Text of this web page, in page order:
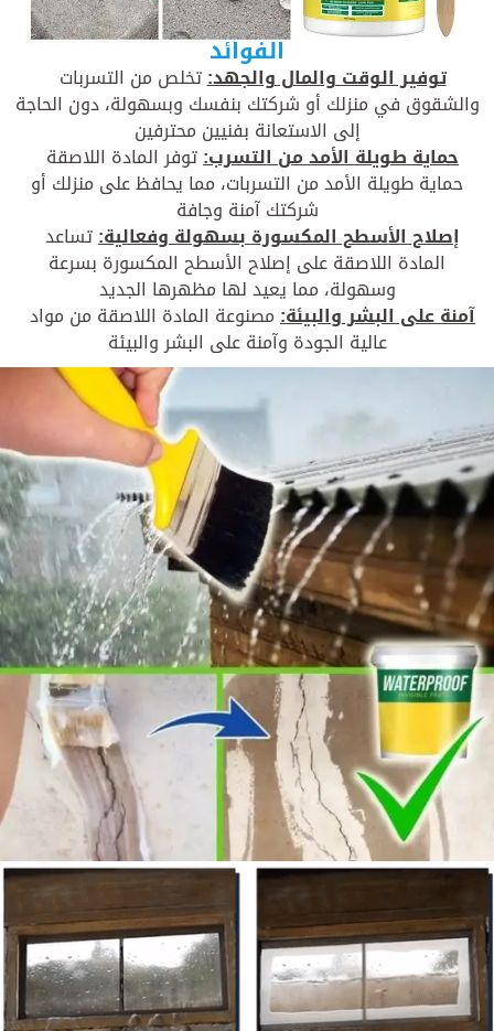
الفوائد
توفير الوقت والمال والجهد:تخلص من التسربات
والشقوق في منزلك أو شركتك بنفسك وبسهولة، دون الحاجة
إلى الاستعانة بفنيين محترفين
حماية طويلة الأمد من التسرب:توفر المادة اللاصقة
حماية طويلة الأمد من التسربات، مما يحافظ على منزلك أو
شركتك آمنة وجافة
إصلاح الأسطح المكسورة بسهولة وفعالية:تساعد
المادة اللاصقة على إصلاح الأسطح المكسورة بسرعة
وسهولة، مما يعيد لها مظهرها الجديد
آمنة على البشر والبيئة: مصنوعة المادة اللاصقة من مواد
عالية الجودة وآمنة على البشر والبيئة